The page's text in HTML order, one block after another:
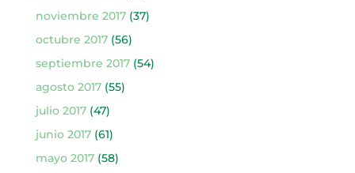
noviembre 2017(37)
octubre 2017(56)
septiembre 2017(54)
agosto 2017(55)
julio 2017(47)
junio 2017(61)
mayo 2017(58)